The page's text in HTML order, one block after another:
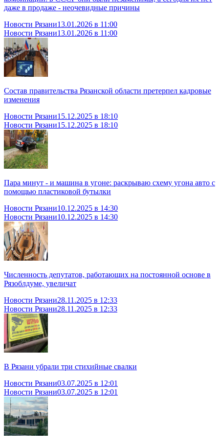
даже в продаже - неочевидные причины
Новости Рязани13.01.2026 в 11:00
Новости Рязани13.01.2026 в 11:00
Состав правительства Рязанской области претерпел кадровые
изменения
Новости Рязани15.12.2025 в 18:10
Новости Рязани15.12.2025 в 18:10
Пара минут - и машина в угоне: раскрываю схему угона авто с
помощью пластиковой бутылки
Новости Рязани10.12.2025 в 14:30
Новости Рязани10.12.2025 в 14:30
Численность депутатов, работающих на постоянной основе в
Рязоблдуме, увеличат
Новости Рязани28.11.2025 в 12:33
Новости Рязани28.11.2025 в 12:33
В Рязани убрали три стихийные свалки
Новости Рязани03.07.2025 в 12:01
Новости Рязани03.07.2025 в 12:01